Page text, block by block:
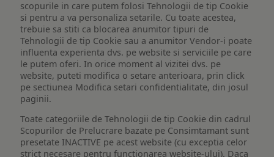
scopurile in care putem folosi Tehnologii de tip Cookie
si pentru a va personaliza setarile. Cu toate acestea,
trebuie sa stiti ca blocarea anumitor tipuri de
Tehnologii de tip Cookie sau a anumitor Vendor-i poate
influenta experienta dvs. pe website si serviciile pe care
le putem oferi. In orice moment al vizitei dvs. pe
website, puteti modifica o setare anterioara, prin click
pe sectiunea Modifica setari confidentialitate, din josul
paginii.
Toate categoriile de Tehnologii de tip Cookie din cadrul
Scopurilor de Prelucrare bazate pe Consimtamant sunt
presetate INACTIVE pe acest website (cu exceptia celor
strict necesare pentru functionarea website-ului). Daca